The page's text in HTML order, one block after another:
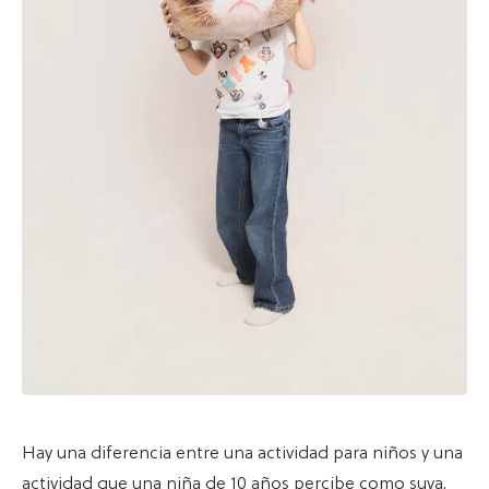
Hay una diferencia entre una actividad para niños y una
actividad que una niña de 10 años percibe como suya.